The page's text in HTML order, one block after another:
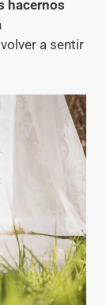
hacernos
a sentir